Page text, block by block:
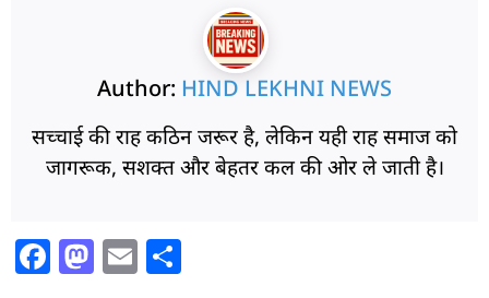
Author: HIND LEKHNI NEWS
सच्चाई की राह कठिन जरूर है, लेकिन यही राह समाज को
जागरूक, सशक्त और बेहतर कल की ओर ले जाती है।
F M E